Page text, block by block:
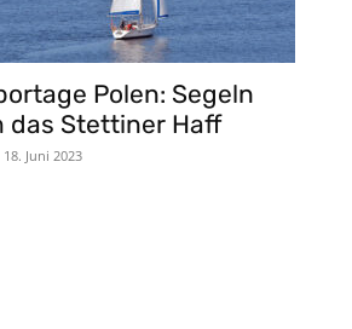
Polen: Segeln
das Stettiner Haff
18. Juni 2023